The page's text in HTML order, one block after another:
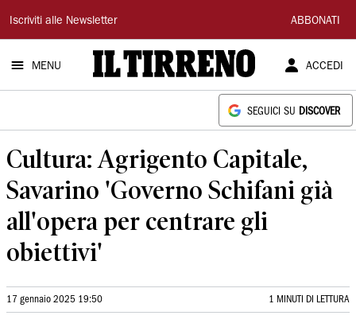
Il
Tirreno
Iscriviti alle Newsletter ABBONATI
MENU ACCEDI
SEGUICI SU DISCOVER
Cultura: Agrigento Capitale,
Savarino 'Governo Schifani già
all'opera per centrare gli
obiettivi'
17 gennaio 2025 19:50 1 MINUTI DI LETTURA